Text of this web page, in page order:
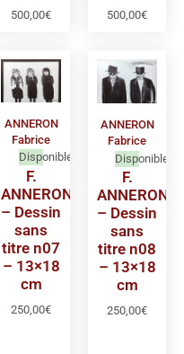
500,00€ 500,00€
ANNERON
Fabrice
Disponible
F.
ANNERON
– Dessin
sans
titre n07
– 13×18
cm
250,00€
ANNERON
Fabrice
Disponible
F.
ANNERON
– Dessin
sans
titre n08
– 13×18
cm
250,00€